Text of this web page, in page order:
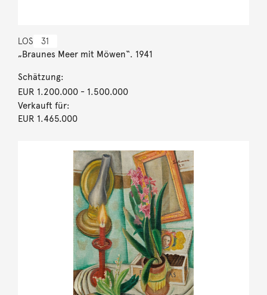
LOS 31
„Braunes Meer mit Möwen“. 1941
Schätzung:
EUR 1.200.000- 1.500.000
Verkauft für:
EUR 1.465.000